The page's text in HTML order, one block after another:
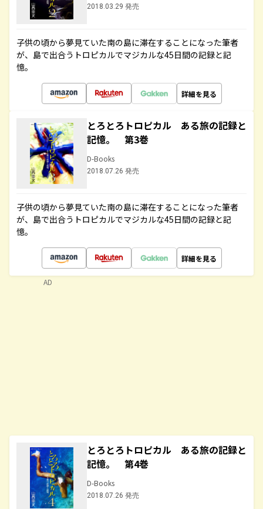
2018.03.29 発売
子供の頃から夢見ていた南の島に滞在することになった筆者
が、島で出合うトロピカルでマジカルな45日間の記録と記
憶。
詳細を見る
とろとろトロピカル ある旅の記録と
記憶。 第3巻
D-Books
2018.07.26 発売
子供の頃から夢見ていた南の島に滞在することになった筆者
が、島で出合うトロピカルでマジカルな45日間の記録と記
憶。
詳細を見る
とろとろトロピカル ある旅の記録と
記憶。 第4巻
D-Books
2018.07.26 発売
AD